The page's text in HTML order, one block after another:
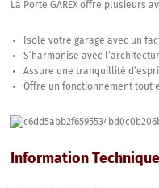
La Porte GAREX offre plusieurs
Isole votre garage avec un
S’harmonise avec
Assure une tranquillité
Offre un fonctionnement tout
Information Technique